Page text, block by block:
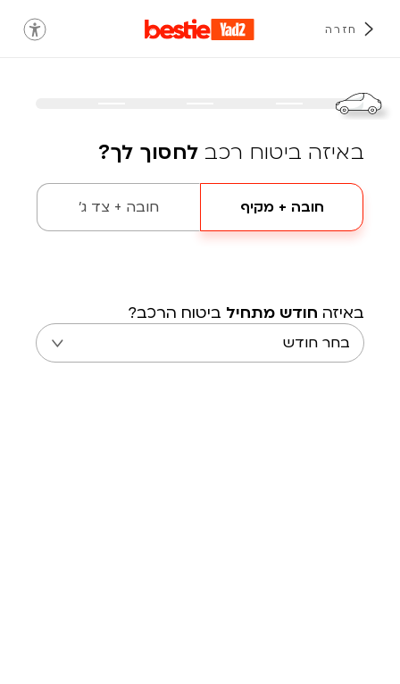
חזרה
באיזה ביטוח רכב לחסוך לך?
חובה + מקיף חובה + צד ג'
באיזה חודש מתחיל ביטוח הרכב?